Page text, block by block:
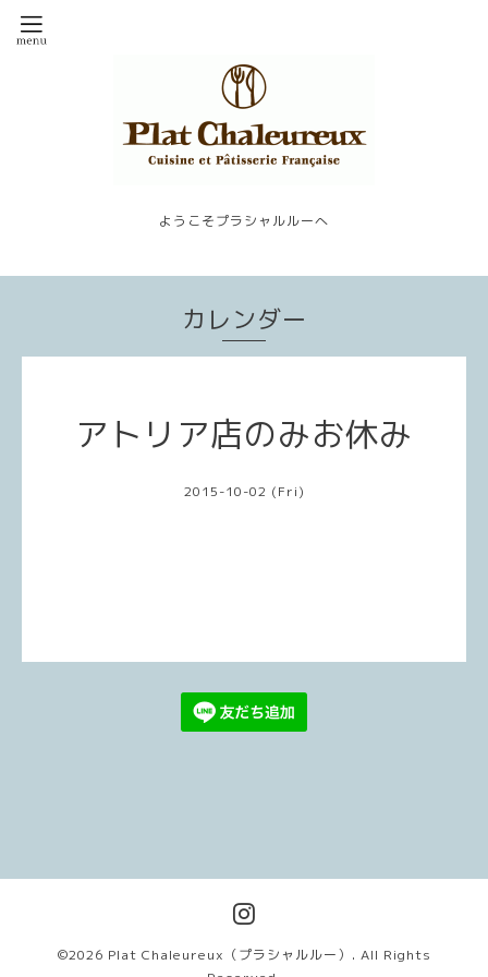
ようこそプラシャルルーへ
カレンダー
アトリア店のみお休み
2015-10-02 (Fri)
©2026 Plat Chaleureux（プラシャルルー） . All Rights